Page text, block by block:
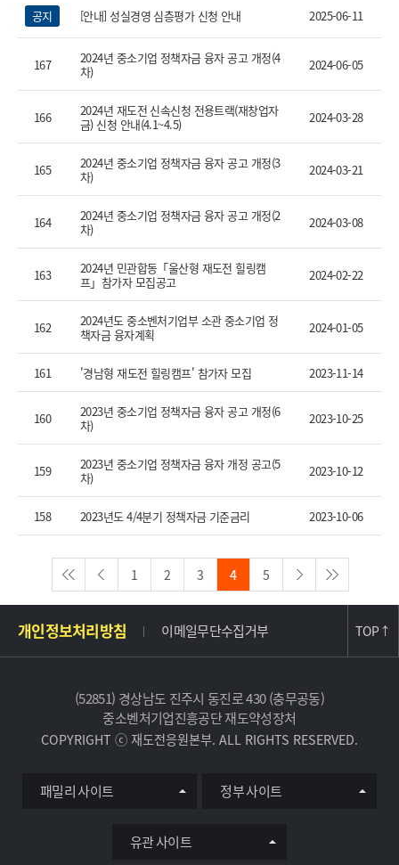
공지 [안내] 성실경영 심층평가 신청 안내 2025-06-11
167
2024년 중소기업 정책자금 융자 공고 개정(4
차)
2024-06-05
166
2024년 재도전 신속신청 전용트랙(재창업자
금) 신청 안내(4.1~4.5)
2024-03-28
165
2024년 중소기업 정책자금 융자 공고 개정(3
차)
2024-03-21
164
2024년 중소기업 정책자금 융자 공고 개정(2
차)
2024-03-08
163
2024년 민관합동「울산형 재도전 힐링캠
프」참가자 모집공고
2024-02-22
162
2024년도 중소벤처기업부 소관 중소기업 정
책자금 융자계획
2024-01-05
161 '경남형 재도전 힐링캠프' 참가자 모집 2023-11-14
160
2023년 중소기업 정책자금 융자 공고 개정(6
차)
2023-10-25
159
2023년 중소기업 정책자금 융자 개정 공고(5
차)
2023-10-12
158 2023년도 4/4분기 정책자금 기준금리 2023-10-06
1 2 3 4 5
및
개인정보처리방침 이메일무단수집거부 TOP ↑
(52851) 경상남도 진주시 동진로 430 (충무공동)
중소벤처기업진흥공단 재도약성장처
COPYRIGHT ⓒ 재도전응원본부. ALL RIGHTS RESERVED.
패밀리 사이트 정부 사이트
유관 사이트